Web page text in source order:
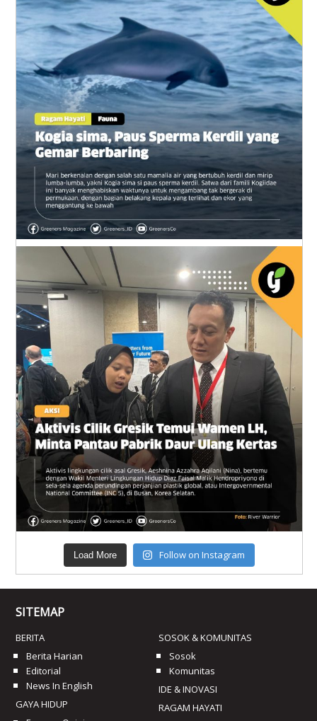
Load More Follow on Instagram
SITEMAP
BERITA
Berita Harian
Editorial
News In English
GAYA HIDUP
SOSOK & KOMUNITAS
Sosok
Komunitas
IDE & INOVASI
RAGAM HAYATI